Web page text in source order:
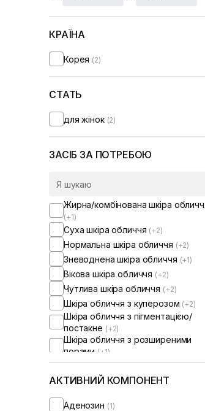
КРАЇНА
Корея (2)
СТАТЬ
для жінок (2)
ЗАСІБ ЗА ПОТРЕБОЮ
Жирна/комбінована шкіра
(+1)
Суха шкіра обличчя (+2)
Нормальна шкіра обличчя (+2)
Зневоднена шкіра обличчя (+1)
Вікова шкіра обличчя (+2)
Чутлива шкіра обличчя (+2)
Шкіра обличчя з куперозом (+2)
Шкіра обличчя з пігментацією/
постакне (+2)
Шкіра обличчя з розширеними
порами (+1)
Шкіра обличчя з порушеним
барʼєром
Шкіра обличчя з порушеним
АКТИВНИЙ КОМПОНЕНТ
Аденозин (1)